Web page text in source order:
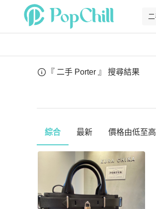
『 二手 Porter 』 搜尋結果
綜合 最新 價格由低至高